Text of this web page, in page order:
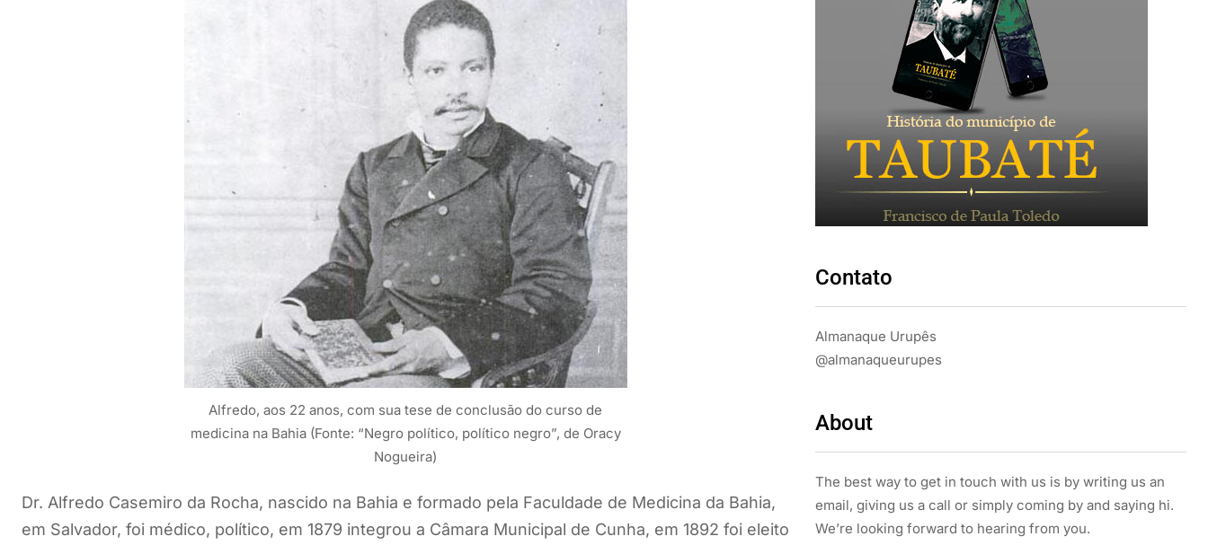
Alfredo, aos 22 anos, com sua tese de conclusão do curso de
medicina na Bahia (Fonte: “Negro político, político negro”, de Oracy
Nogueira)
Dr. Alfredo Casemiro da Rocha, nascido na Bahia e formado pela Faculdade de Medicina da Bahia,
em Salvador, foi médico, político, em 1879 integrou a Câmara Municipal de Cunha, em 1892 foi eleito
Contato
Almanaque Urupês
@almanaqueurupes
About
The best way to get in touch with us is by writing us an
email, giving us a call or simply coming by and saying hi.
We’re looking forward to hearing from you.